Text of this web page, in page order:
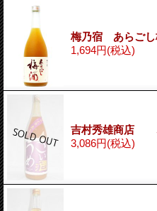
梅乃宿 あらご
1,694円(税込)
吉村秀雄商店
3,086円(税込)